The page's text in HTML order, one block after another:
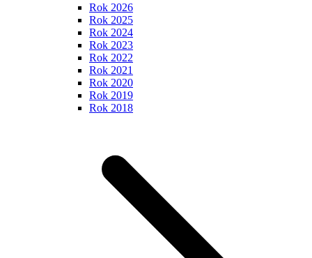
Rok 2026
Rok 2025
Rok 2024
Rok 2023
Rok 2022
Rok 2021
Rok 2020
Rok 2019
Rok 2018